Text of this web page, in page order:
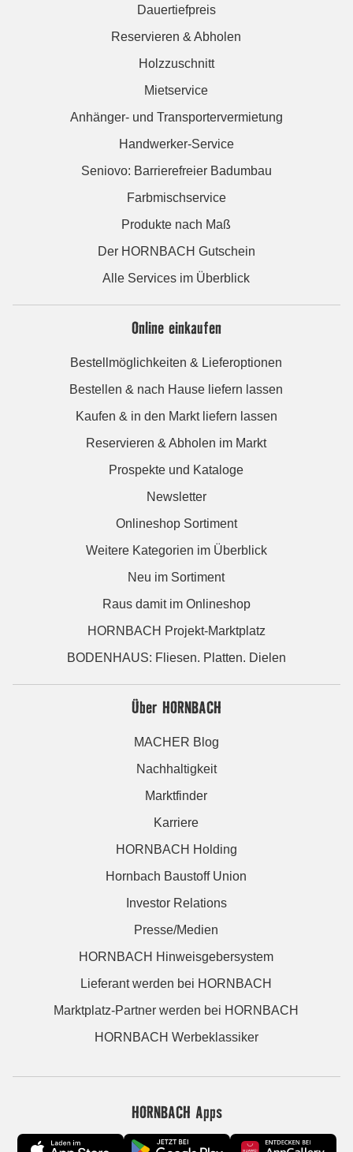
Dauertiefpreis
Reservieren & Abholen
Holzzuschnitt
Mietservice
Anhänger- und Transportervermietung
Handwerker-Service
Seniovo: Barrierefreier Badumbau
Farbmischservice
Produkte nach Maß
Der HORNBACH Gutschein
Alle Services im Überblick
Online einkaufen
Bestellmöglichkeiten & Lieferoptionen
Bestellen & nach Hause liefern lassen
Kaufen & in den Markt liefern lassen
Reservieren & Abholen im Markt
Prospekte und Kataloge
Newsletter
Onlineshop Sortiment
Weitere Kategorien im Überblick
Neu im Sortiment
Raus damit im Onlineshop
HORNBACH Projekt-Marktplatz
BODENHAUS: Fliesen. Platten. Dielen
Über HORNBACH
MACHER Blog
Nachhaltigkeit
Marktfinder
Karriere
HORNBACH Holding
Hornbach Baustoff Union
Investor Relations
Presse/Medien
HORNBACH Hinweisgebersystem
Lieferant werden bei HORNBACH
Marktplatz-Partner werden bei HORNBACH
HORNBACH Werbeklassiker
HORNBACH Apps